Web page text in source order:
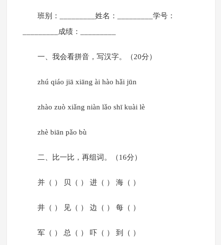
班别：_________姓名：_________学号：
_________成绩：_________
一、我会看拼音，写汉字。（20分）
zhú qiáo jiā xiāng ài hào hǎi jūn
zhào zuò xiǎng niàn lǎo shī kuài lè
zhè biān pǎo bù
二、比一比，再组词。（16分）
并（ ） 贝（ ） 进（ ） 海（ ）
井（ ） 见（ ） 边（ ） 每（ ）
军（ ） 总（ ） 吓（ ） 到（ ）